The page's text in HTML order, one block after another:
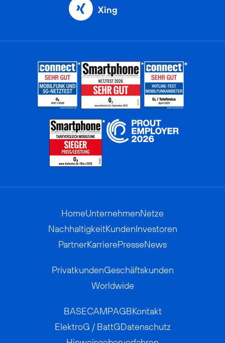
Xing
HomeUnternehmenNetze
NachhaltigkeitKundenInvestoren
PartnerKarrierePresseNews
PrivatkundenGeschäftskunden
Worldwide
BASECAMPAGBKontakt
ElektroG / BattGDatenschutz